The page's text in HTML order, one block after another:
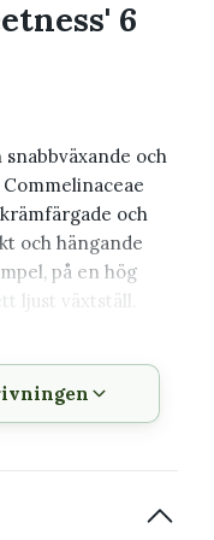
6
snabbväxande och
och
och hängande
på en hög
ljust växtställ.